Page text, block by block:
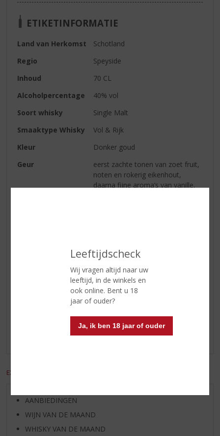
Leeftijdscheck
Wij vragen altijd naar uw
leeftijd, in de winkels en
ook online. Bent u 18
jaar of ouder?
Ja, ik ben 18 jaar of ouder
ETIKETINFORMATIE
Land van Herkomst
Schotland
Regio
Speyside
Inhoud
70 CL
Alcoholpercentage
40% vol
Soort whisky
Single Malt
Smaaktype Whisky
Vol & Rijk
Kleur
Donker goud
Geur
eerst zachte tonen van zoet fruit,
noten en rokerig eikenhout,
daarna fijne aroma’s van vanille,
wat frisse tonen van munt en
zoethout.
Reviews
Er zijn nog geen reviews geplaatst voor dit product
EXCL. BTW
AANBIEDINGEN
WIJN VAN DE MAAND
WHISKY VAN DE MAAND